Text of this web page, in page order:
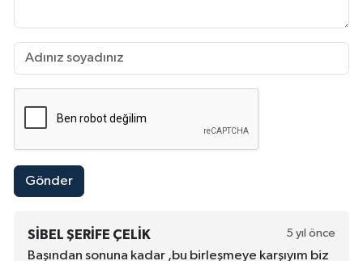
Gönder
SIBEL ŞERIFE ÇELIK 5 yıl önce
Başından sonuna kadar ,bu birleşmeye karşıyım biz